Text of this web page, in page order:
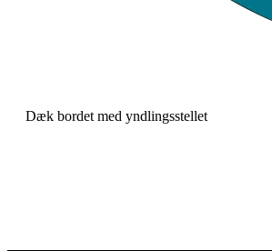
Dæk bordet med yndlingsstellet